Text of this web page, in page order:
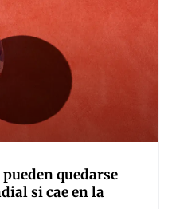
quedarse
si cae en la